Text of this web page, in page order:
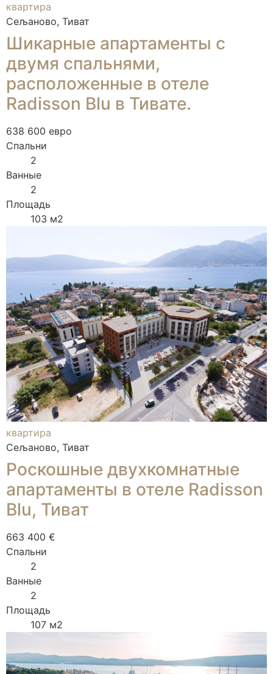
квартира
Сељаново, Тиват
Шикарные апартаменты с
двумя спальнями,
расположенные в отеле
Radisson Blu в Тивате.
638 600 евро
Спальни
2
Ванные
2
Площадь
103 м2
квартира
Сељаново, Тиват
Роскошные двухкомнатные
апартаменты в отеле Radisson
Blu, Тиват
663 400 €
Спальни
2
Ванные
2
Площадь
107 м2